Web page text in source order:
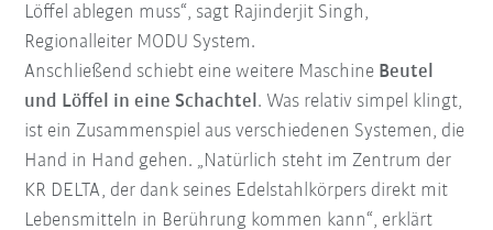
Löffel ablegen muss“, sagt Rajinderjit Singh,
Regionalleiter MODU System.
Anschließend schiebt eine weitere Maschine Beutel
und Löffel in eine Schachtel. Was relativ simpel klingt,
ist ein Zusammenspiel aus verschiedenen Systemen, die
Hand in Hand gehen. „Natürlich steht im Zentrum der
KR DELTA, der dank seines Edelstahlkörpers direkt mit
Lebensmitteln in Berührung kommen kann“, erklärt